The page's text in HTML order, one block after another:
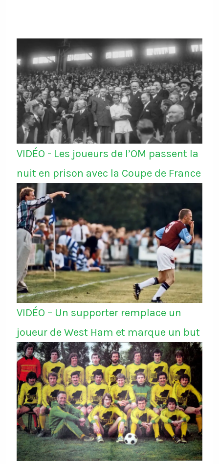
VIDÉO - Les joueurs de l’OM passent la
nuit en prison avec la Coupe de France
VIDÉO – Un supporter remplace un
joueur de West Ham et marque un but